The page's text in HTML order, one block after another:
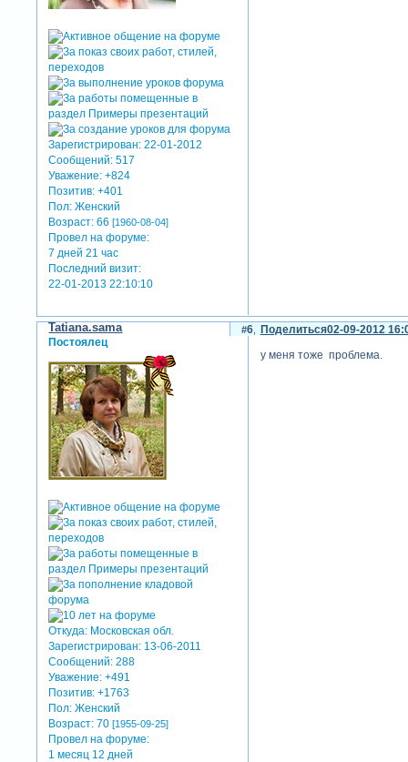
Зарегистрирован: 22-01-2012
Сообщений: 517
Уважение: +824
Позитив: +401
Пол: Женский
Возраст: 66[1960-08-04]
Провел на форуме:
7 дней 21 час
Последний визит:
22-01-2013 22:10:10
Поделиться
6 02-09-2012
Tatiana.sama
Постоялец
Откуда: Московская обл.
Зарегистрирован: 13-06-2011
Сообщений: 288
Уважение: +491
Позитив: +1763
Пол: Женский
Возраст: 70[1955-09-25]
Провел на форуме:
1 месяц 12 дней
у меня тоже проблема.